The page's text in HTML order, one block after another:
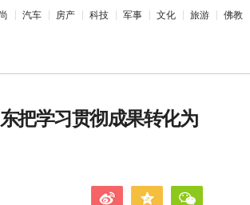
汽车 房产 科技 军事 文化 旅游 佛教
把学习贯彻成果转化为